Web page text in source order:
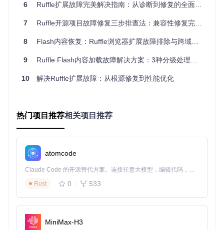
这种方法适用于大多数急性发作的故障，特别是在刚刚更新扩
：
的故障：
在扩展管理页面找到Ruffle扩展并点击"详情"
进入"扩展选项"配置界面，这里相当于扩展的"控制面板"
启用"使用兼容模式加载Flash内容"选项，该设置可以解决
大多数脚本冲突问题
根据具体症状，调整"资源加载策略"和"脚本注入时机"等高
重启Chrome浏览器使配置生效
核心配置逻辑位于项目的web/packages/extension/src/c
ontent.ts
略。通过调整这些参数，可以有效解决资源加载限制问题。
6 Ruffle扩展故障完美解决指南：从诊断到修复的全面方案
7 Ruffle开源项目故障修复三步排查法：兼容性修复完全指南
8 Flash内容恢复：Ruffle浏览器扩展故障排除与跨域资源加载修复指南
9 Ruffle Flash内容加载故障解决方案：3种分级处理方法助你快速恢复播放
10 解决Ruffle扩展故障：从根源修复到性能优化
热门项目推荐相关项目推荐
atomcode
Claude Code 的开源替代方案。连接任意大模型，编辑代码，运行命令，自动验证 — 全自动执行。用 Rust 构建，极致性能。 ｜ An open-source alternative to Claude Code. Connect any LLM, edit code, run commands, and verify changes — autonomously. Built in Rust for speed. Get Started
Rust
0 533
MiniMax-H3